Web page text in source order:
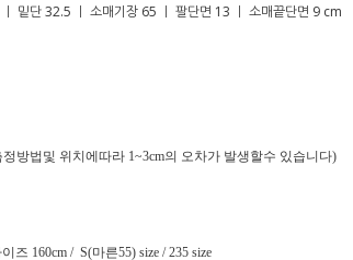
밑단 32.5 ㅣ 소매기장 65 ㅣ 팔단면 13 ㅣ 소매끝단면 9 cm
정방법및 위치에따라 1~3cm의 오차가 발생할수 있습니다)
즈 160cm / S(마른55) size / 235 size